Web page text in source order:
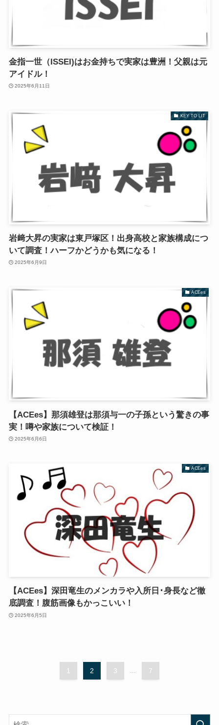
金指一世（ISSEI)はお金持ちで実家は豊洲！父親は元
アイドル！
2025年6月11日
KEY TO LIT
岩﨑大昇の実家は東戸塚区！出身高校と家族構成につ
いて調査！ハーフかどうかも気になる！
2025年6月9日
ACEes
【ACEes】那須雄登は那須与一の子孫という驚きの事
実！噂や家族について検証！
2025年6月6日
ACEes
【ACEes】深田竜生のメンカラや入所日･身長など徹
底調査！腹筋画像もかっこいい！
2025年6月5日
1 2 3 ... 7